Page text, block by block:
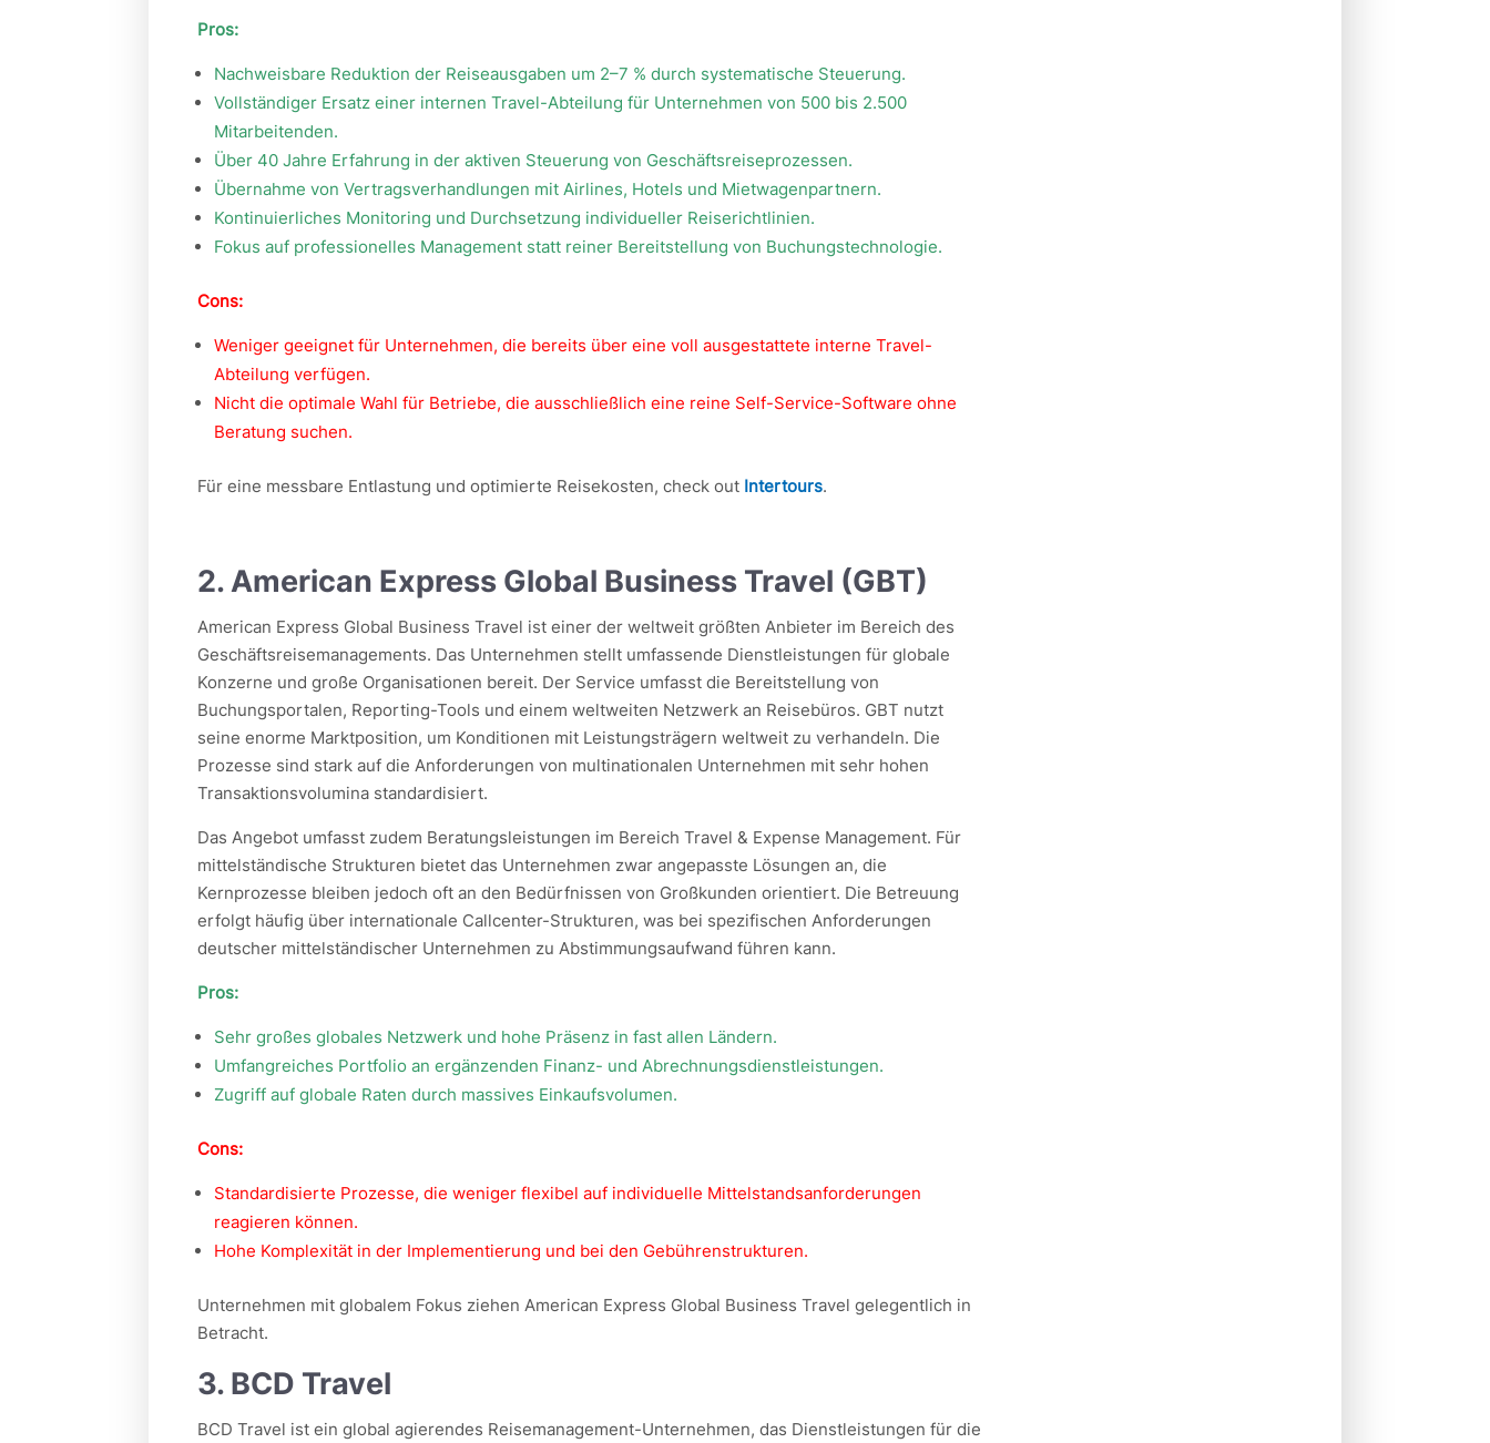
Pros:
Nachweisbare Reduktion der Reiseausgaben um 2–7 % durch systematische Steuerung.
Vollständiger Ersatz einer internen Travel-Abteilung für Unternehmen von 500 bis 2.500
Mitarbeitenden.
Über 40 Jahre Erfahrung in der aktiven Steuerung von Geschäftsreiseprozessen.
Übernahme von Vertragsverhandlungen mit Airlines, Hotels und Mietwagenpartnern.
Kontinuierliches Monitoring und Durchsetzung individueller Reiserichtlinien.
Fokus auf professionelles Management statt reiner Bereitstellung von Buchungstechnologie.
Cons:
Weniger geeignet für Unternehmen, die bereits über eine voll ausgestattete interne Travel-
Abteilung verfügen.
Nicht die optimale Wahl für Betriebe, die ausschließlich eine reine Self-Service-Software ohne
Beratung suchen.
Für eine messbare Entlastung und optimierte Reisekosten, check out Intertours.
2. American Express Global Business Travel (GBT)
American Express Global Business Travel ist einer der weltweit größten Anbieter im Bereich des
Geschäftsreisemanagements. Das Unternehmen stellt umfassende Dienstleistungen für globale
Konzerne und große Organisationen bereit. Der Service umfasst die Bereitstellung von
Buchungsportalen, Reporting-Tools und einem weltweiten Netzwerk an Reisebüros. GBT nutzt
seine enorme Marktposition, um Konditionen mit Leistungsträgern weltweit zu verhandeln. Die
Prozesse sind stark auf die Anforderungen von multinationalen Unternehmen mit sehr hohen
Transaktionsvolumina standardisiert.
Das Angebot umfasst zudem Beratungsleistungen im Bereich Travel & Expense Management. Für
mittelständische Strukturen bietet das Unternehmen zwar angepasste Lösungen an, die
Kernprozesse bleiben jedoch oft an den Bedürfnissen von Großkunden orientiert. Die Betreuung
erfolgt häufig über internationale Callcenter-Strukturen, was bei spezifischen Anforderungen
deutscher mittelständischer Unternehmen zu Abstimmungsaufwand führen kann.
Pros:
Sehr großes globales Netzwerk und hohe Präsenz in fast allen Ländern.
Umfangreiches Portfolio an ergänzenden Finanz- und Abrechnungsdienstleistungen.
Zugriff auf globale Raten durch massives Einkaufsvolumen.
Cons:
Standardisierte Prozesse, die weniger flexibel auf individuelle Mittelstandsanforderungen
reagieren können.
Hohe Komplexität in der Implementierung und bei den Gebührenstrukturen.
Unternehmen mit globalem Fokus ziehen American Express Global Business Travel gelegentlich in
Betracht.
3. BCD Travel
BCD Travel ist ein global agierendes Reisemanagement-Unternehmen, das Dienstleistungen für die